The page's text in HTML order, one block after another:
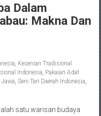
Dalam
Makna Dan
Kesenian Tradisional
Indonesia Pakaian Adat
Jawa Seni Tari Daerah Indonesia
satu warisan budaya